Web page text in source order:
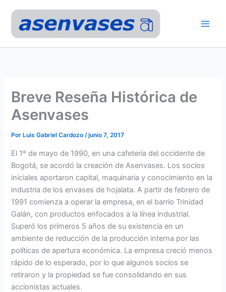
contenido
Breve Reseña Histórica de
Asenvases
Por Luis Gabriel Cardozo/junio 7, 2017
El 1º de mayo de 1990, en una cafetería del occidente de
Bogotá, se acordó la creación de Asenvases. Los socios
iniciales aportaron capital, maquinaria y conocimiento en la
industria de los envases de hojalata. A partir de febrero de
1991 comienza a operar la empresa, en el barrio Trinidad
Galán, con productos enfocados a la línea industrial.
Superó los primeros 5 años de su existencia en un
ambiente de reducción de la producción interna por las
políticas de apertura económica. La empresa creció menos
rápido de lo esperado, por lo que algunos socios se
retiraron y la propiedad se fue consolidando en sus
accionistas actuales.